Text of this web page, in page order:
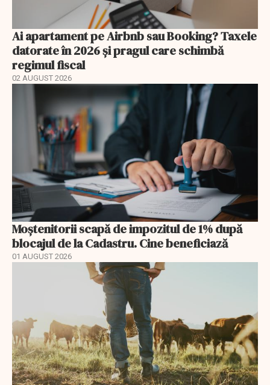
Ai apartament pe Airbnb sau Booking? Taxele
datorate în 2026 și pragul care schimbă
regimul fiscal
02 AUGUST 2026
Moștenitorii scapă de impozitul de 1% după
blocajul de la Cadastru. Cine beneficiază
01 AUGUST 2026